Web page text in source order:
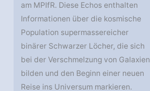
am MPIfR. Diese Echos enthalten
Informationen über die kosmische
Population supermassereicher
binärer Schwarzer Löcher, die sich
bei der Verschmelzung von Galaxien
bilden und den Beginn einer neuen
Reise ins Universum markieren.